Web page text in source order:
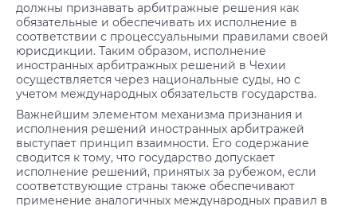
должны признавать арбитражные решения как
обязательные и обеспечивать их исполнение в
соответствии с процессуальными правилами своей
юрисдикции. Таким образом, исполнение
иностранных арбитражных решений в Чехии
осуществляется через национальные суды, но с
учетом международных обязательств государства.
Важнейшим элементом механизма признания и
исполнения решений иностранных арбитражей
выступает принцип взаимности. Его содержание
сводится к тому, что государство допускает
исполнение решений, принятых за рубежом, если
соответствующие страны также обеспечивают
применение аналогичных международных правил в